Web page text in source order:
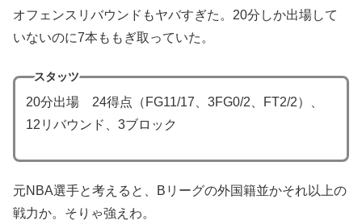
オフェンスリバウンドもヤバすぎた。20分しか出場して
いないのに7本ももぎ取っていた。
スタッツ
20分出場 24得点（FG11/17、3FG0/2、FT2/2）、
12リバウンド、3ブロック
元NBA選手と考えると、Bリーグの外国籍並かそれ以上の
戦力か。そりゃ強えわ。